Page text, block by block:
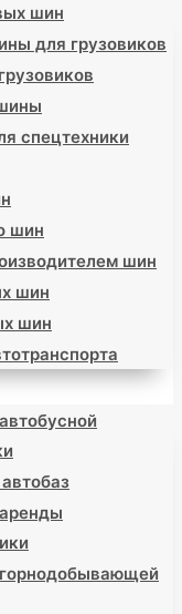
шин
для грузовиков
спецтехники
шин
шин
шин
шин